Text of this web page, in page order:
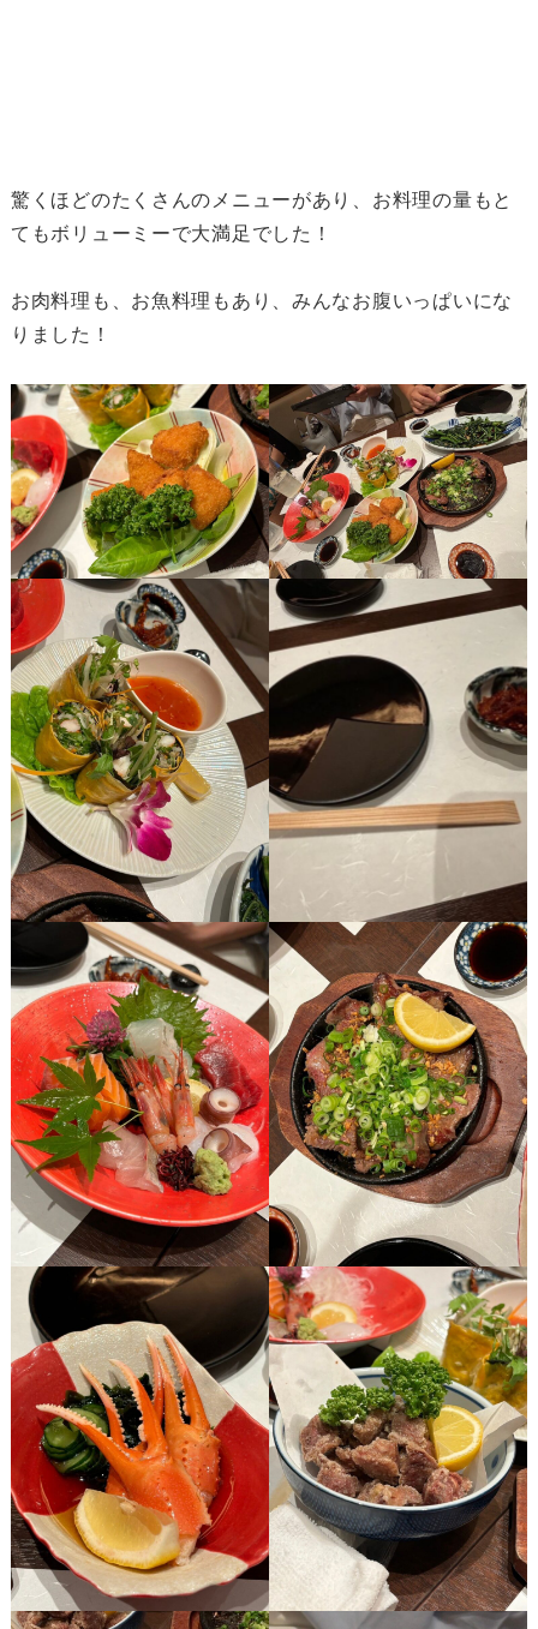
驚くほどのたくさんのメニューがあり、お料理の量もと
てもボリューミーで大満足でした！
お肉料理も、お魚料理もあり、みんなお腹いっぱいにな
りました！